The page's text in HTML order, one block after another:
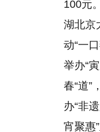
100元
湖北京
动“一
举办“
春“道”
办“非
宵聚惠